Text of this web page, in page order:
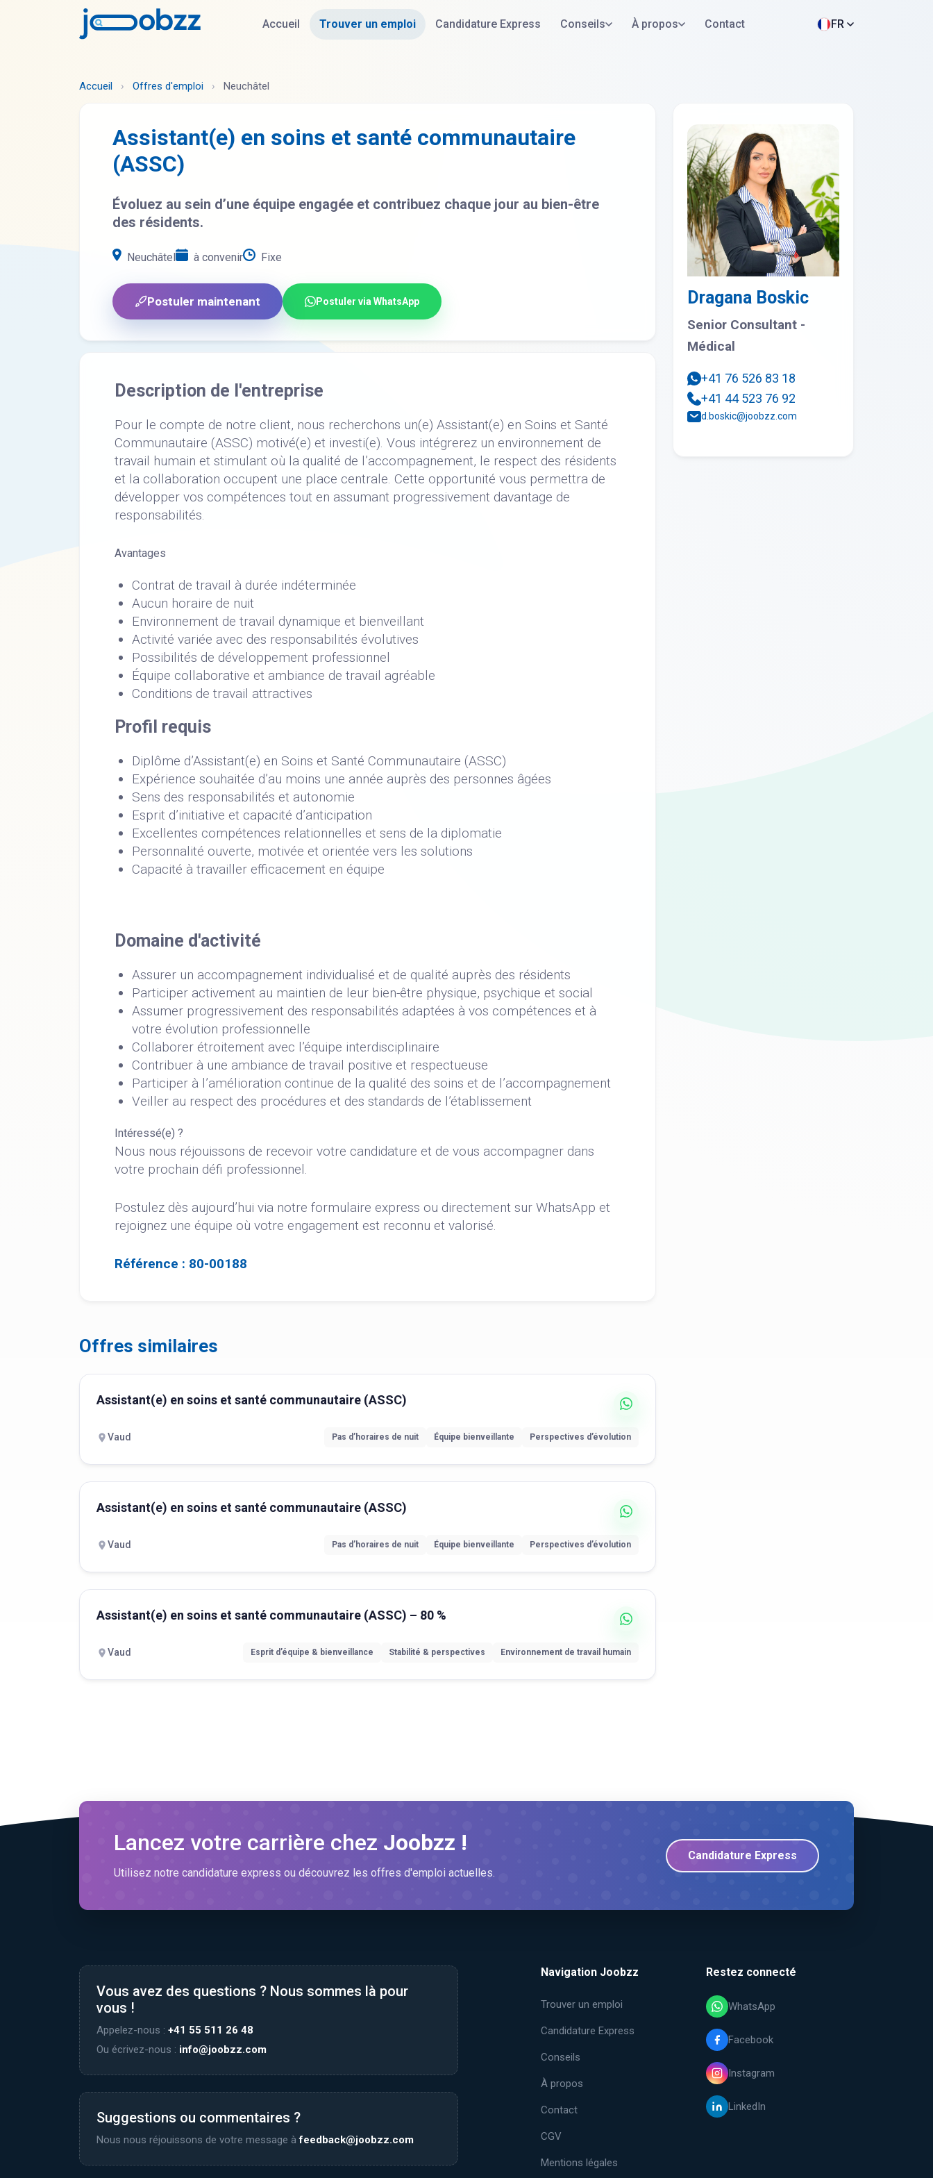
Accueil Trouver un emploi Candidature Express Conseils À propos Contact FR
Accueil › Offres d'emploi › Neuchâtel
Assistant(e) en soins et santé communautaire
(ASSC)
Évoluez au sein d’une équipe engagée et contribuez chaque jour au bien-être
des résidents.
Neuchâtel à convenir Fixe
Postuler maintenant Postuler via WhatsApp
Description de l'entreprise
Pour le compte de notre client, nous recherchons un(e) Assistant(e) en Soins et Santé
Communautaire (ASSC) motivé(e) et investi(e). Vous intégrerez un environnement de
travail humain et stimulant où la qualité de l’accompagnement, le respect des résidents
et la collaboration occupent une place centrale. Cette opportunité vous permettra de
développer vos compétences tout en assumant progressivement davantage de
responsabilités.
Avantages
Contrat de travail à durée indéterminée
Aucun horaire de nuit
Environnement de travail dynamique et bienveillant
Activité variée avec des responsabilités évolutives
Possibilités de développement professionnel
Équipe collaborative et ambiance de travail agréable
Conditions de travail attractives
Profil requis
Diplôme d’Assistant(e) en Soins et Santé Communautaire (ASSC)
Expérience souhaitée d’au moins une année auprès des personnes âgées
Sens des responsabilités et autonomie
Esprit d’initiative et capacité d’anticipation
Excellentes compétences relationnelles et sens de la diplomatie
Personnalité ouverte, motivée et orientée vers les solutions
Capacité à travailler efficacement en équipe
Domaine d'activité
Assurer un accompagnement individualisé et de qualité auprès des résidents
Participer activement au maintien de leur bien-être physique, psychique et social
Assumer progressivement des responsabilités adaptées à vos compétences et à
votre évolution professionnelle
Collaborer étroitement avec l’équipe interdisciplinaire
Contribuer à une ambiance de travail positive et respectueuse
Participer à l’amélioration continue de la qualité des soins et de l’accompagnement
Veiller au respect des procédures et des standards de l’établissement
Intéressé(e) ?
Nous nous réjouissons de recevoir votre candidature et de vous accompagner dans
votre prochain défi professionnel.
Postulez dès aujourd’hui via notre formulaire express ou directement sur WhatsApp et
rejoignez une équipe où votre engagement est reconnu et valorisé.
Référence : 80-00188
Offres similaires
Assistant(e) en soins et santé communautaire (ASSC)
Vaud Pas d’horaires de nuit Équipe bienveillante Perspectives d’évolution
Assistant(e) en soins et santé communautaire (ASSC)
Vaud Pas d’horaires de nuit Équipe bienveillante Perspectives d’évolution
Assistant(e) en soins et santé communautaire (ASSC) – 80 %
Vaud Esprit d’équipe & bienveillance Stabilité & perspectives Environnement de travail humain
Dragana Boskic
Senior Consultant -
Médical
+41 76 526 83 18
+41 44 523 76 92
d.boskic@joobzz.com
Lancez votre carrière chez Joobzz !
Utilisez notre candidature express ou découvrez les offres d'emploi actuelles.
Candidature Express
Vous avez des questions ? Nous sommes là pour
vous !
Appelez-nous : +41 55 511 26 48
Ou écrivez-nous : info@joobzz.com
Suggestions ou commentaires ?
Nous nous réjouissons de votre message àfeedback@joobzz.com
Navigation Joobzz
Trouver un emploi
Candidature Express
Conseils
À propos
Contact
CGV
Mentions légales
Restez connecté
WhatsApp
Facebook
Instagram
LinkedIn